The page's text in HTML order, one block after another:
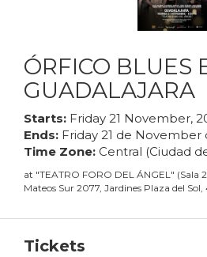
ÓRFICO BLUES
GUADALAJARA
Starts: Friday 21 November,
Ends: Friday 21 de November
Time Zone: Central (Ciudad
at "TEATRO FORO DEL ÁNGEL" (Sala
Mateos Sur 2077, Jardines Plaza del
Tickets